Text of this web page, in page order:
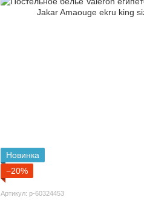
Новинка
−20%
Артикул: p-60324453